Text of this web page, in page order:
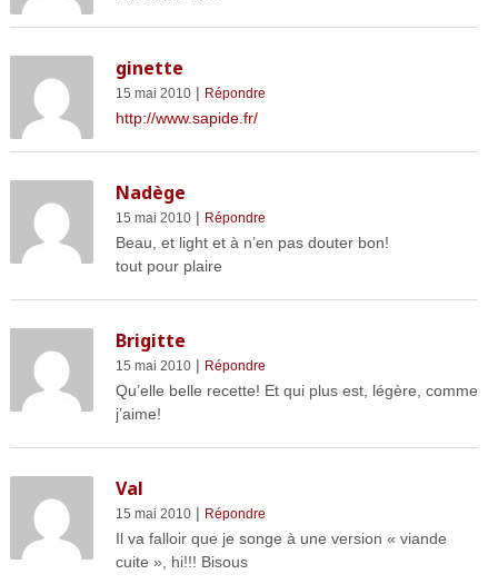
ginette
15 mai 2010| Répondre
http://www.sapide.fr/
Nadège
15 mai 2010| Répondre
Beau, et light et à n’en pas douter bon!
tout pour plaire
Brigitte
15 mai 2010| Répondre
Qu’elle belle recette! Et qui plus est, légère, comme
j’aime!
Val
15 mai 2010| Répondre
Il va falloir que je songe à une version « viande
cuite », hi!!! Bisous